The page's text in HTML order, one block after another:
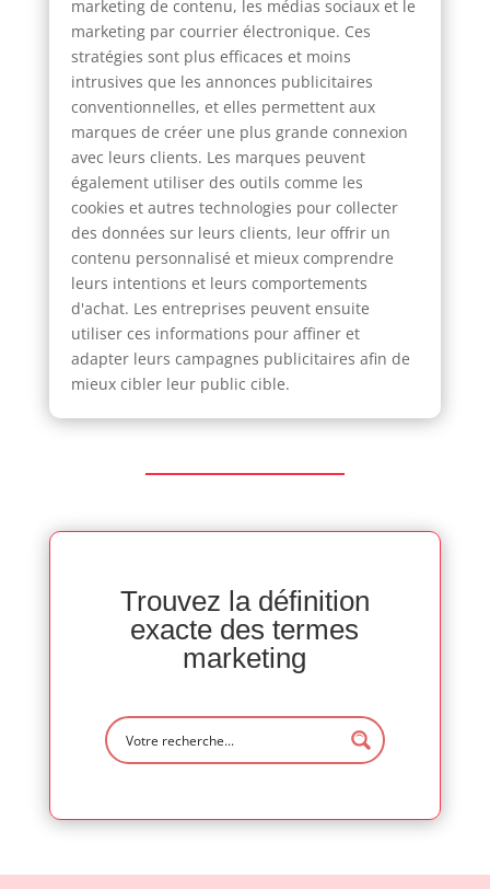
marketing de contenu, les médias sociaux et le
marketing par courrier électronique. Ces
stratégies sont plus efficaces et moins
intrusives que les annonces publicitaires
conventionnelles, et elles permettent aux
marques de créer une plus grande connexion
avec leurs clients. Les marques peuvent
également utiliser des outils comme les
cookies et autres technologies pour collecter
des données sur leurs clients, leur offrir un
contenu personnalisé et mieux comprendre
leurs intentions et leurs comportements
d'achat. Les entreprises peuvent ensuite
utiliser ces informations pour affiner et
adapter leurs campagnes publicitaires afin de
mieux cibler leur public cible.
Trouvez la définition
exacte des termes
marketing